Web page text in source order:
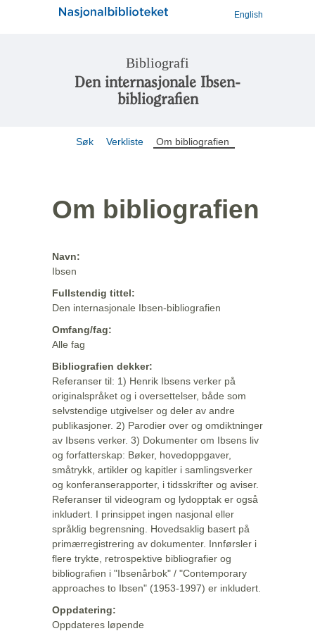
English
Bibliografi
Den internasjonale Ibsen-
bibliografien
Søk Verkliste Om bibliografien
Om bibliografien
Navn:
Ibsen
Fullstendig tittel:
Den internasjonale Ibsen-bibliografien
Omfang/fag:
Alle fag
Bibliografien dekker:
Referanser til: 1) Henrik Ibsens verker på
originalspråket og i oversettelser, både som
selvstendige utgivelser og deler av andre
publikasjoner. 2) Parodier over og omdiktninger
av Ibsens verker. 3) Dokumenter om Ibsens liv
og forfatterskap: Bøker, hovedoppgaver,
småtrykk, artikler og kapitler i samlingsverker
og konferanserapporter, i tidsskrifter og aviser.
Referanser til videogram og lydopptak er også
inkludert. I prinsippet ingen nasjonal eller
språklig begrensning. Hovedsaklig basert på
primærregistrering av dokumenter. Innførsler i
flere trykte, retrospektive bibliografier og
bibliografien i "Ibsenårbok" / "Contemporary
approaches to Ibsen" (1953-1997) er inkludert.
Oppdatering:
Oppdateres løpende